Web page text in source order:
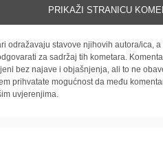
PRIKAŽI STRANICU
odražavaju stavove njihovih autora/ica,
za sadržaj tih kometara.
bez najave i objašnjenja, ali to ne
prihvatate mogućnost da među
uvjerenjima.